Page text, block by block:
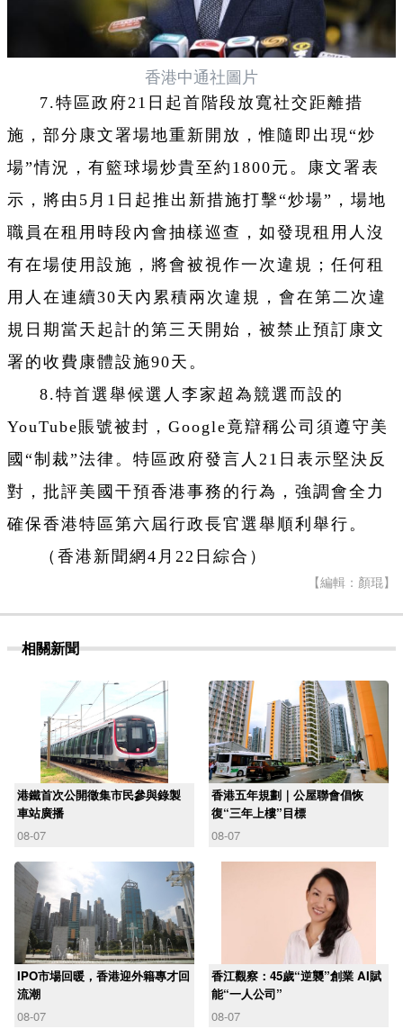
香港中通社圖片
7.特區政府21日起首階段放寬社交距離措
施，部分康文署場地重新開放，惟隨即出現“炒
場”情況，有籃球場炒貴至約1800元。康文署表
示，將由5月1日起推出新措施打擊“炒場”，場地
職員在租用時段內會抽樣巡查，如發現租用人沒
有在場使用設施，將會被視作一次違規；任何租
用人在連續30天內累積兩次違規，會在第二次違
規日期當天起計的第三天開始，被禁止預訂康文
署的收費康體設施90天。
8.特首選舉候選人李家超為競選而設的
YouTube賬號被封，Google竟辯稱公司須遵守美
國“制裁”法律。特區政府發言人21日表示堅決反
對，批評美國干預香港事務的行為，強調會全力
確保香港特區第六屆行政長官選舉順利舉行。
（香港新聞網4月22日綜合）
【編輯：顏琨】
相關新聞
港鐵首次公開徵集市民參與錄製
車站廣播
08-07
香港五年規劃｜公屋聯會倡恢
復“三年上樓”目標
08-07
IPO市場回暖，香港迎外籍專才回
流潮
08-07
香江觀察：45歲“逆襲”創業 AI賦
能“一人公司”
08-07